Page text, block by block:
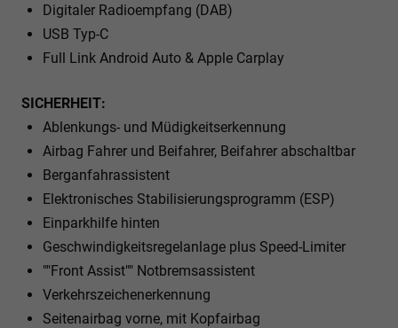
Digitaler Radioempfang (DAB)
USB Typ-C
Full Link Android Auto & Apple Carplay
SICHERHEIT:
Ablenkungs- und Müdigkeitserkennung
Airbag Fahrer und Beifahrer, Beifahrer abschaltbar
Berganfahrassistent
Elektronisches Stabilisierungsprogramm (ESP)
Einparkhilfe hinten
Geschwindigkeitsregelanlage plus Speed-Limiter
""Front Assist"" Notbremsassistent
Verkehrszeichenerkennung
Seitenairbag vorne, mit Kopfairbag